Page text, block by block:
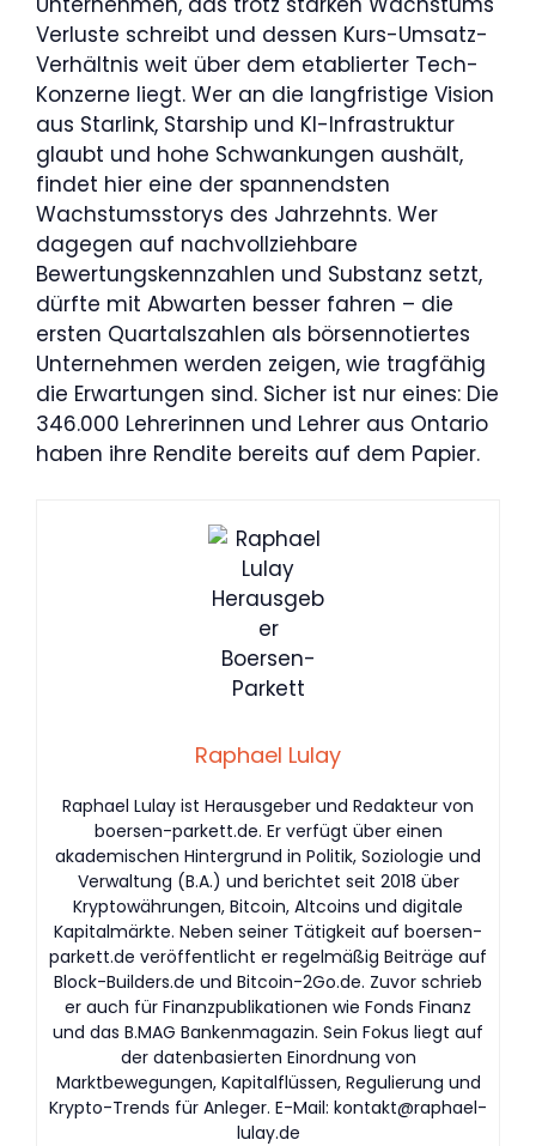
Verluste schreibt und dessen Kurs-Umsatz-
Verhältnis weit über dem etablierter Tech-
Konzerne liegt. Wer an die langfristige Vision
aus Starlink, Starship und KI-Infrastruktur
glaubt und hohe Schwankungen aushält,
findet hier eine der spannendsten
Wachstumsstorys des Jahrzehnts. Wer
dagegen auf nachvollziehbare
Bewertungskennzahlen und Substanz setzt,
dürfte mit Abwarten besser fahren – die
ersten Quartalszahlen als börsennotiertes
Unternehmen werden zeigen, wie tragfähig
die Erwartungen sind. Sicher ist nur eines: Die
346.000 Lehrerinnen und Lehrer aus Ontario
haben ihre Rendite bereits auf dem Papier.
Raphael Lulay
Raphael Lulay ist Herausgeber und Redakteur von
boersen-parkett.de. Er verfügt über einen
akademischen Hintergrund in Politik, Soziologie und
Verwaltung (B.A.) und berichtet seit 2018 über
Kryptowährungen, Bitcoin, Altcoins und digitale
Kapitalmärkte. Neben seiner Tätigkeit auf boersen-
parkett.de veröffentlicht er regelmäßig Beiträge auf
Block-Builders.de und Bitcoin-2Go.de. Zuvor schrieb
er auch für Finanzpublikationen wie Fonds Finanz
und das B.MAG Bankenmagazin. Sein Fokus liegt auf
der datenbasierten Einordnung von
Marktbewegungen, Kapitalflüssen, Regulierung und
Krypto-Trends für Anleger. E-Mail: kontakt@raphael-
lulay.de